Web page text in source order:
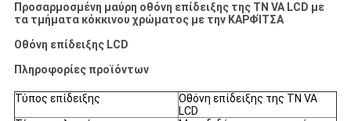
Προσαρμοσμένη μαύρη οθόνη επίδειξης της TN VA LCD με
τα τμήματα κόκκινου χρώματος με την ΚΑΡΦΊΤΣΑ
Οθόνη επίδειξης LCD
Πληροφορίες προϊόντων
Τύπος επίδειξης
Οθόνη επίδειξης της TN VA
LCD